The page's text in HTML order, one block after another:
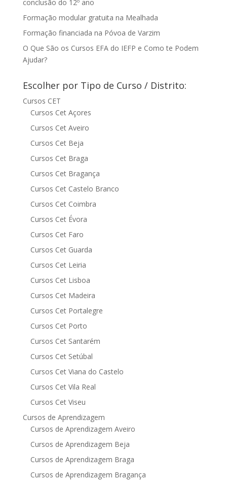
conclusão do 12º ano
Formação modular gratuita na Mealhada
Formação financiada na Póvoa de Varzim
O Que São os Cursos EFA do IEFP e Como te Podem
Ajudar?
Escolher por Tipo de Curso / Distrito:
Cursos CET
Cursos Cet Açores
Cursos Cet Aveiro
Cursos Cet Beja
Cursos Cet Braga
Cursos Cet Bragança
Cursos Cet Castelo Branco
Cursos Cet Coimbra
Cursos Cet Évora
Cursos Cet Faro
Cursos Cet Guarda
Cursos Cet Leiria
Cursos Cet Lisboa
Cursos Cet Madeira
Cursos Cet Portalegre
Cursos Cet Porto
Cursos Cet Santarém
Cursos Cet Setúbal
Cursos Cet Viana do Castelo
Cursos Cet Vila Real
Cursos Cet Viseu
Cursos de Aprendizagem
Cursos de Aprendizagem Aveiro
Cursos de Aprendizagem Beja
Cursos de Aprendizagem Braga
Cursos de Aprendizagem Bragança